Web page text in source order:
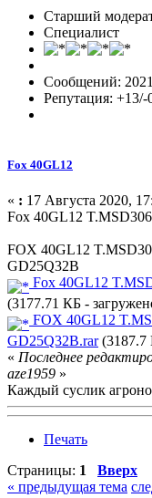
Старший
Специалист
Сообщений: 2021
Репутация: +13/-
Fox 40GL12
« : 17 Августа 2020,
Fox 40GL12
FOX 40GL12
GD25Q32B
Fox 40GL12
(3177.71 КБ -
FOX 40GL12
GD25Q32B.rar(3187.7
« Последнее
aze1959 »
Каждый суслик
Печать
Страницы: 1
Вверх
« предыдущая тема